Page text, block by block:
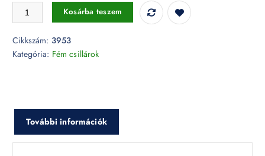
Kék fém kúp csillár prizma hatású E27 - 3953 mennyiség
Kosárba teszem
Cikkszám: 3953
Kategória: Fém csillárok
További információk